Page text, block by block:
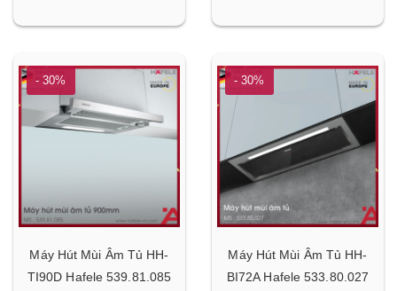
- 30%
Máy Hút Mùi Âm Tủ HH-
TI90D Hafele 539.81.085
- 30%
Máy Hút Mùi Âm Tủ HH-
BI72A Hafele 533.80.027